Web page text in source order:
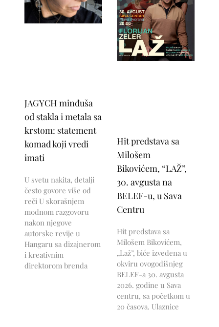
JAGYCH minđuša
od stakla i metala sa
krstom: statement
komad koji vredi
imati
U svetu nakita, detalji
često govore više od
reči U skorašnjem
modnom razgovoru
nakon njegove
autorske revije u
Hangaru sa dizajnerom
i kreativnim
direktorom brenda
Hit predstava sa
Milošem
Bikovićem, “LAŽ”,
30. avgusta na
BELEF-u, u Sava
Centru
Hit predstava sa
Milošem Bikovićem,
„Laž”, biće izvedena u
okviru ovogodišnjeg
BELEF-a 30. avgusta
2026. godine u Sava
centru, sa početkom u
20 časova. Ulaznice